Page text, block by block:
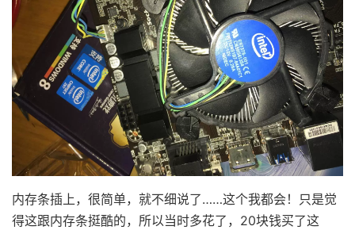
内存条插上，很简单，就不细说了……这个我都会！只是觉
得这跟内存条挺酷的，所以当时多花了，20块钱买了这